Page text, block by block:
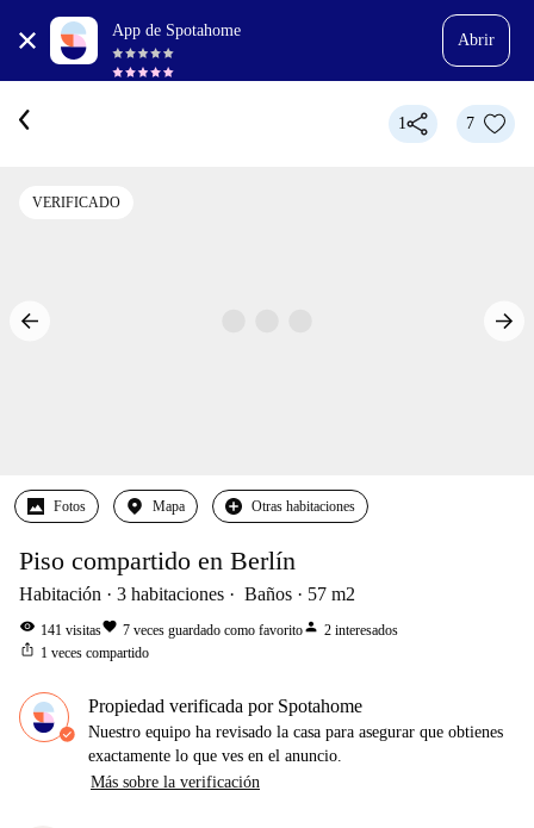
App de Spotahome
Abrir
1 7
VERIFICADO
Fotos Mapa Otras habitaciones
Piso compartido en Berlín
Habitación 3 habitaciones Baños 57 m2
visibility 141 visitasfavorite 7 veces guardado como favoritoperson 2 interesados
ios_share 1 veces compartido
Propiedad verificada por Spotahome
Nuestro equipo ha revisado la casa para asegurar que obtienes
exactamente lo que ves en el anuncio.
Más sobre la verificación